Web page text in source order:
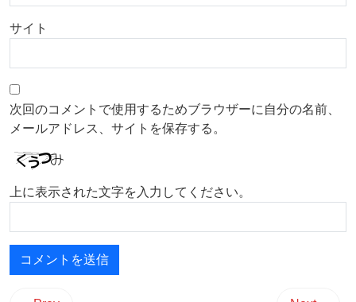
サイト
次回のコメントで使用するためブラウザーに自分の名前、
メールアドレス、サイトを保存する。
上に表示された文字を入力してください。